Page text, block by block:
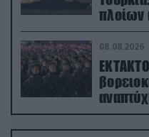
πλοίων
08.08.2026
Ρωσία